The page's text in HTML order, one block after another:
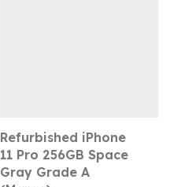
Refurbished iPhone
11 Pro 256GB Space
Gray Grade A